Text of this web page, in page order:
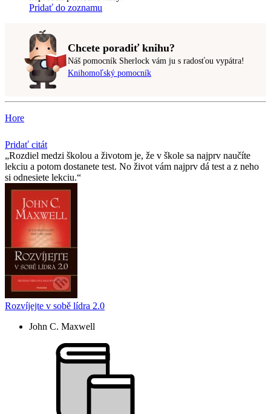
Pridať do zoznamu
Chcete poradiť knihu?
Náš pomocník Sherlock vám ju s radosťou vypátra!
Knihomoľský pomocník
Hore
Pridať citát
Rozdiel medzi školou a životom je, že v škole sa najprv naučíte
lekciu a potom dostanete test. No život vám najprv dá test a z neho
si odnesiete lekciu.
Rozvíjejte v sobě lídra 2.0
John C. Maxwell